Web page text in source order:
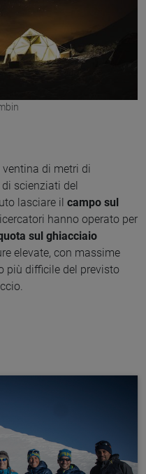
di metri di
scienziati del
lasciare il campo sul
ricercatori hanno operato per
sul ghiacciaio
elevate, con massime
più difficile del previsto